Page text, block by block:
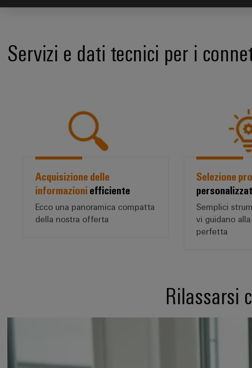
Servizi e dati tecnici per i
Acquisizione delle
informazioni efficiente
Ecco una panoramica compatta
della nostra offerta
Selezione
Semplici
vi guidano
perfetta
Rilassarsi